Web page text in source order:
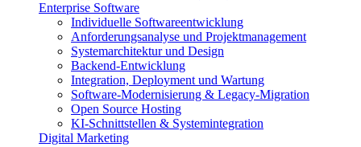
Enterprise Software
Individuelle Softwareentwicklung
Anforderungsanalyse und Projektmanagement
Systemarchitektur und Design
Backend-Entwicklung
Integration, Deployment und Wartung
Software-Modernisierung & Legacy-Migration
Open Source Hosting
KI-Schnittstellen & Systemintegration
Digital Marketing